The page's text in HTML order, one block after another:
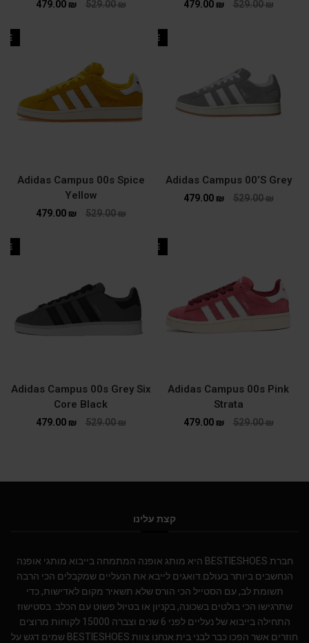
529.00₪
479.00 ₪
529.00₪
479.00 ₪
SALE
Adidas Campus 00’S Grey
529.00₪
479.00 ₪
Adidas Campus 00s Spice
Yellow
529.00₪
479.00 ₪
SALE
Adidas Campus 00s Pink
Strata
529.00₪
479.00 ₪
Adidas Campus 00s Grey Six
Core Black
529.00₪
479.00 ₪
קצת עלינו
חברת BESTIESHOES היא מותג אופנה המתמחה בייבוא מותגי אופנה
הנחשבים ביותר בעולם.דואגים לייבא את הנעליים שמקבלים הכי הרבה
תשומת לב, עם הסטייל הכי הורס שלא תשאיר מקום לאדישות, כדי
שתרגישו הכי בולטים בשכונה, בקניון או בטיול פשוט עם הכלב. בסטישוז
התחילה בייבוא של נעליים לפני 6 שנים וצברה 15000 לקוחות מרוצים
חוזרים אשר הפכו כבר לבני בית.אנחנו צוות BESTIESHOES שמים דגש על